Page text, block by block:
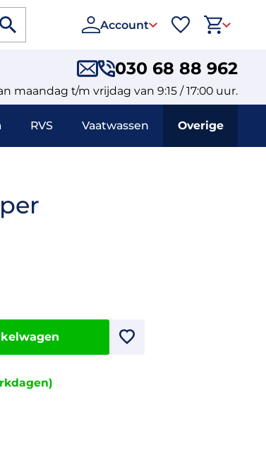
Account
030 68 88 962
maandag t/m vrijdag van 9:15 / 17:00 uur.
RVS Vaatwassen Overige